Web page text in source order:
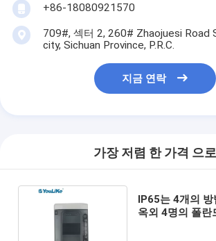
+86-18080921570
709#, 섹터 2, 260# Zhaojuesi Road
city, Sichuan Province, P.R.C.
지금 연락
가장 저렴 한 가격 으로
IP65는 4개의
옥외 4명의 폴란